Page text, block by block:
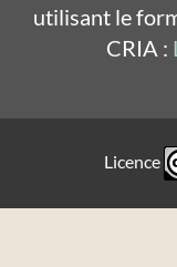
utilisant le
CRIA :
Licence